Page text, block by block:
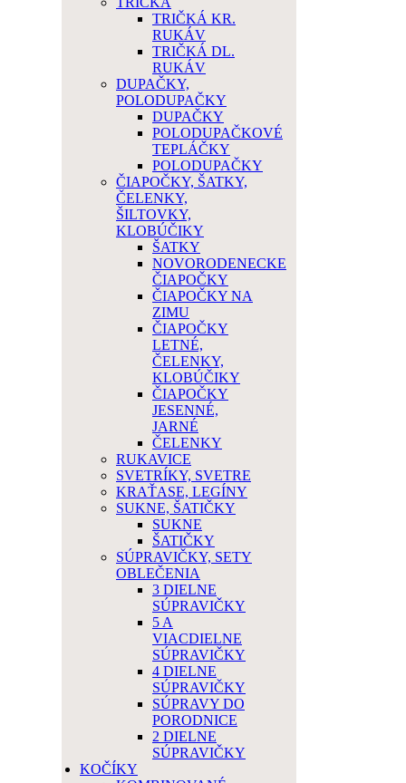
TRIČKÁ KR.
RUKÁV
TRIČKÁ DL.
RUKÁV
DUPAČKY,
POLODUPAČKY
DUPAČKY
POLODUPAČKOVÉ
TEPLÁČKY
POLODUPAČKY
ČIAPOČKY, ŠATKY,
ČELENKY,
ŠILTOVKY,
KLOBÚČIKY
ŠATKY
NOVORODENECKE
ČIAPOČKY
ČIAPOČKY NA
ZIMU
ČIAPOČKY
LETNÉ,
ČELENKY,
KLOBÚČIKY
ČIAPOČKY
JESENNÉ,
JARNÉ
ČELENKY
RUKAVICE
SVETRÍKY, SVETRE
KRAŤASE, LEGÍNY
SUKNE, ŠATIČKY
SUKNE
ŠATIČKY
SÚPRAVIČKY, SETY
OBLEČENIA
3 DIELNE
SÚPRAVIČKY
5 A
VIACDIELNE
SÚPRAVIČKY
4 DIELNE
SÚPRAVIČKY
SÚPRAVY DO
PORODNICE
2 DIELNE
SÚPRAVIČKY
KOČÍKY